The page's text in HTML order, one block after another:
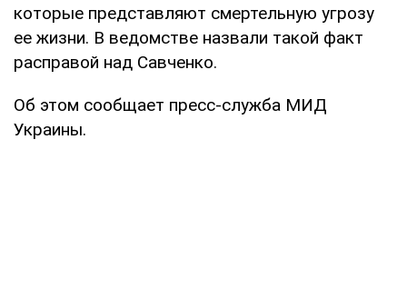
которые представляют смертельную угрозу
ее жизни. В ведомстве назвали такой факт
расправой над Савченко.
Об этом сообщает пресс-служба МИД
Украины.